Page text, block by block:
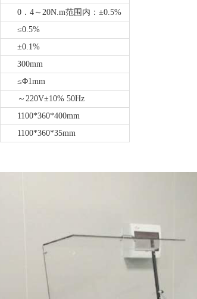
0．4～20N.m范围内：±0.5%
≤0.5%
±0.1%
300mm
≤Φ1mm
～220V±10% 50Hz
1100*360*400mm
1100*360*35mm